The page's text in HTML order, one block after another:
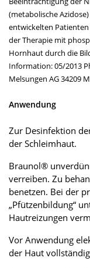
(metabolische
entwickelten
der Therapie mit
Hornhaut durch die
Information: 05/2013
Melsungen AG 34209
Anwendung
Zur Desinfektion
der Schleimhaut.
Braunol®
verreiben. Zu
benetzen. Bei der
„Pfützenbildung“
Hautreizungen
Vor Anwendung
der Haut